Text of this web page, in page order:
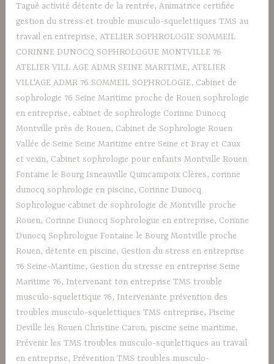
Tagué activité détente de la rentrée,Animatrice certifiée
gestion du stress et trouble musculo-squelettiques TMS au
travail en entreprise,ATELIER SOPHROLOGIE SOMMEIL
CORINNE DUNOCQ SOPHROLOGUE MONTVILLE 76
ATELIER VILL AGE ADMR SEINE MARITIME,ATELIER
VILL'AGE ADMR 76 SOMMEIL SOPHROLOGIE, Cabinet de
sophrologie 76 Seine Maritime proche de Rouen sophrologie
en entreprise, cabinet de sophrologie Corinne Dunocq
Montville près de Rouen, Cabinet de Sophrologie Rouen
Vallée de Seine Seine Maritime entre Seine et Bray et Caux
et vexin, Cabinet sophrologie pour enfants Montville Rouen
Fontaine le Bourg Isneauville Quincampoix Clères, corinne
dunocq sophrologie en piscine, Corinne Dunocq
Sophrologue cabinet de sophrologie de Montville proche
Rouen, Corinne Dunocq Sophrologue en entreprise, Corinne
Dunocq Sophrologue Fontaine le Bourg Montville proche
Rouen, détente en piscine, Gestion du stress en entreprise
76 Seine-Maritime, Gestion du stresse en entreprise Seine
Maritime 76, Intervenant ton entreprise TMS trouble
musculo-squelettique 76, Intervenante prévention des
troubles musculo-squelettiques TMS entreprise, Piscine
Deville les Rouen Christine Caron, piscine seine maritime,
Prévenir les TMS troubles musculo-squelettiques au travail
en entreprise, Prévention TMS troubles musculo-